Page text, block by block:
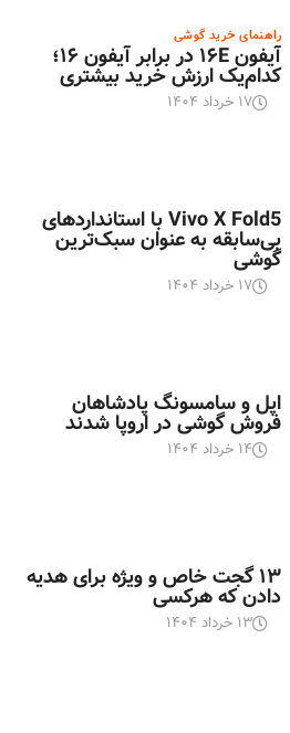
راهنمای خرید گوشی
آیفون ۱۶E در برابر آیفون ۱۶؛
کدام‌یک ارزش خرید بیشتری
۱۷ خرداد ۱۴۰۴
Vivo X Fold5 با استانداردهای
بی‌سابقه به عنوان سبک‌ترین
گوشی
۱۷ خرداد ۱۴۰۴
اپل و سامسونگ پادشاهان
فروش گوشی در اروپا شدند
۱۴ خرداد ۱۴۰۴
۱۳ گجت خاص و ویژه برای هدیه
دادن که هرکسی
۱۳ خرداد ۱۴۰۴